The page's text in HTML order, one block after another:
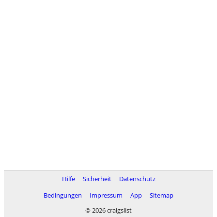
Hilfe Sicherheit
Datenschutz
Bedingungen
Impressum App
Sitemap
© 2026 craigslist